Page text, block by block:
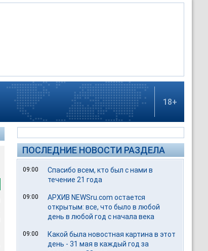
18+
ПОСЛЕДНИЕ НОВОСТИ РАЗДЕЛА
09:00
Спасибо всем, кто был с нами в
течение 21 года
09:00
АРХИВ NEWSru.com остается
открытым: все, что было в любой
день в любой год с начала века
09:00
Какой была новостная картина в этот
день - 31 мая в каждый год за